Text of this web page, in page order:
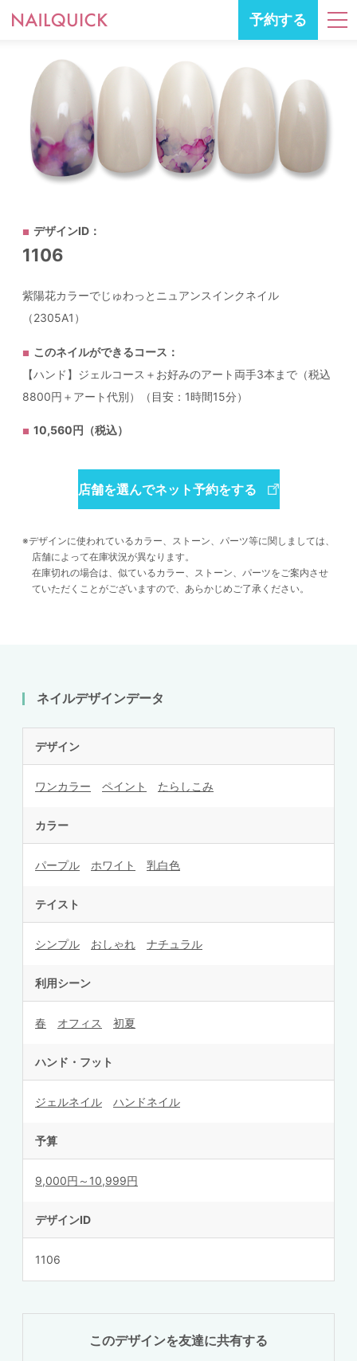
予約する
デザインID：
1106
紫陽花カラーでじゅわっとニュアンスインクネイル
（2305A1）
このネイルができるコース：
【ハンド】ジェルコース＋お好みのアート両手3本まで（税込
8800円＋アート代別）（目安：1時間15分）
10,560円（税込）
店舗を選んでネット予約をする
デザインに使われているカラー、ストーン、パーツ等に関しましては、
店舗によって在庫状況が異なります。
在庫切れの場合は、似ているカラー、ストーン、パーツをご案内させ
ていただくことがございますので、あらかじめご了承ください。
ネイルデザインデータ
デザイン
ワンカラー ペイント たらしこみ
カラー
パープル ホワイト 乳白色
テイスト
シンプル おしゃれ ナチュラル
利用シーン
春 オフィス 初夏
ハンド・フット
ジェルネイル ハンドネイル
予算
9,000円～10,999円
デザインID
1106
このデザインを友達に共有する